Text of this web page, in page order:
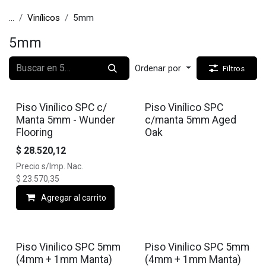
... Vinílicos 5mm
5mm
Ordenar por Filtros
🔥10% OFF
Piso Vinílico SPC c/
Manta 5mm - Wunder
Flooring
$ 28.520,12
Precio s/Imp. Nac.
$ 23.570,35
Agregar al carrito
Piso Vinílico SPC
c/manta 5mm Aged
Oak
🔥10% OFF
Piso Vinilico SPC 5mm
(4mm + 1mm Manta)
🔥10% OFF
Piso Vinilico SPC 5mm
(4mm + 1mm Manta)